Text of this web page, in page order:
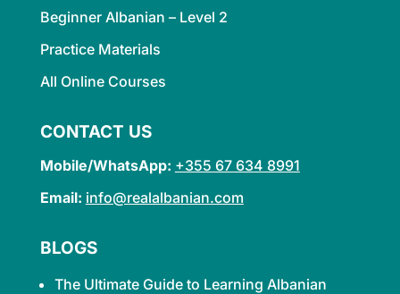
Beginner Albanian – Level 2
Practice Materials
All Online Courses
CONTACT US
Mobile/WhatsApp: +355 67 634 8991
Email: info@realalbanian.com
BLOGS
The Ultimate Guide to Learning Albanian